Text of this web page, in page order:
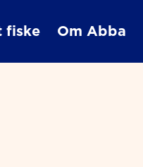
fiske Om Abba